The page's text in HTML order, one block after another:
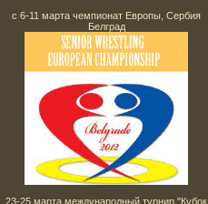
с 6-11 марта чемпионат Европы, Сербия
Белград
23-25 марта международный турнир "Кубок